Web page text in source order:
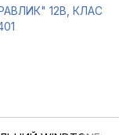
12В, КЛАС